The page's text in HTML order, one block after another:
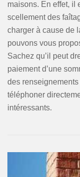
maisons. En effet, il
scellement des
charger à cause de
pouvons vous
Sachez qu’il peut
paiement d’une
des
téléphoner
intéressants.